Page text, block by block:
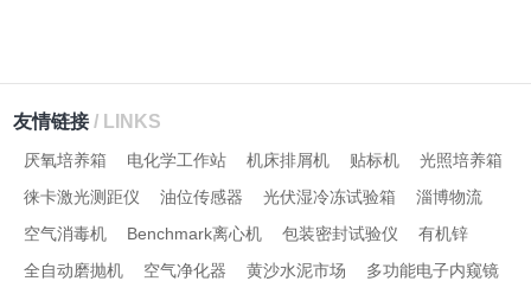
友情链接/ LINKS
厌氧培养箱 电化学工作站 机床排屑机 贴标机
光照培养箱
徕卡激光测距仪
油位传感器 光伏湿冷冻试验箱
淄博物流
空气消毒机
Benchmark离心机 包装密封试验仪
有机锌
全自动磨抛机
空气净化器 黄沙水泥市场 多功能电子内窥镜